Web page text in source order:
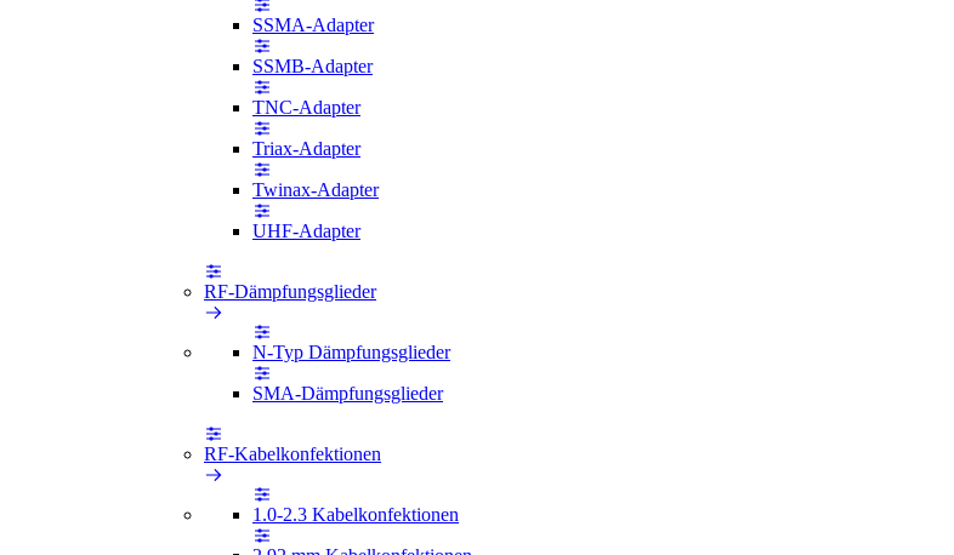
SSMA-Adapter
SSMB-Adapter
TNC-Adapter
Triax-Adapter
Twinax-Adapter
UHF-Adapter
RF-Dämpfungsglieder
N-Typ Dämpfungsglieder
SMA-Dämpfungsglieder
RF-Kabelkonfektionen
1.0-2.3 Kabelkonfektionen